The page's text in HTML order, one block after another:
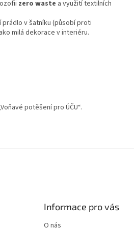
zero waste a využití textilních
v šatníku (působí proti
milá dekorace v interiéru.
potěšení pro ÚČU“.
Informace pro vás
O nás